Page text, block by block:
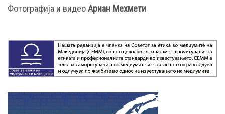
Фотографија и видеоАриан Мехмети